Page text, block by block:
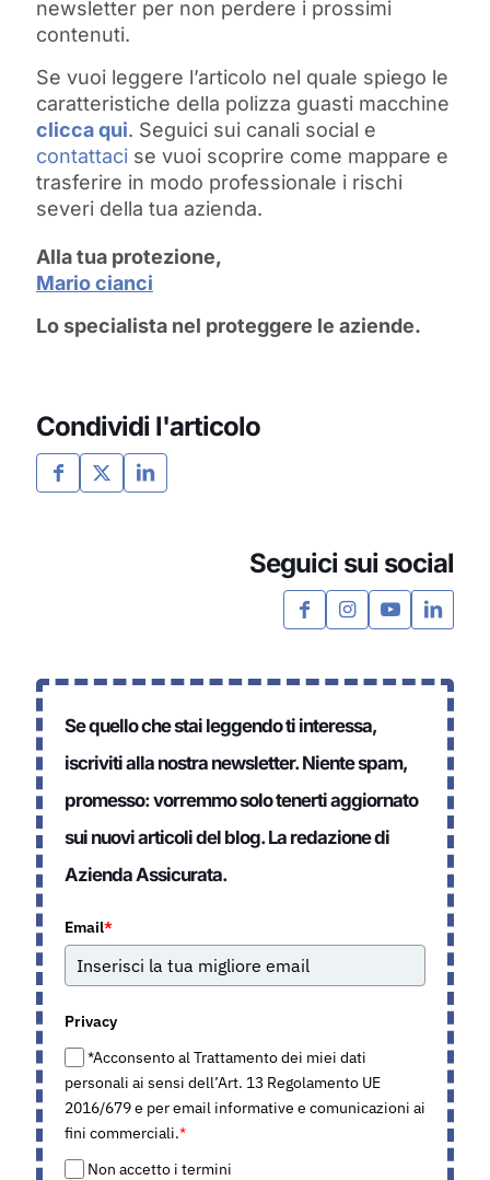
newsletter per non perdere i prossimi
contenuti.
Se vuoi leggere l’articolo nel quale spiego le
caratteristiche della polizza guasti macchine
clicca qui. Seguici sui canali social e
contattaci se vuoi scoprire come mappare e
trasferire in modo professionale i rischi
severi della tua azienda.
Alla tua protezione,
Mario cianci
Lo specialista nel proteggere le aziende.
Condividi l'articolo
Seguici sui social
Se quello che stai leggendo ti interessa,
iscriviti alla nostra newsletter. Niente spam,
promesso: vorremmo solo tenerti aggiornato
sui nuovi articoli del blog. La redazione di
Azienda Assicurata.
Email*
Privacy
*Acconsento al Trattamento dei miei dati
personali ai sensi dell’Art. 13 Regolamento UE
2016/679 e per email informative e comunicazioni ai
fini commerciali.*
Non accetto i termini